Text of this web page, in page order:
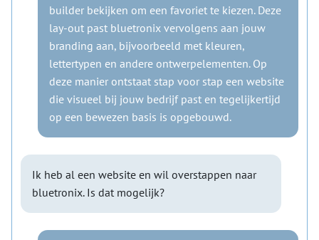
builder bekijken om een favoriet te kiezen. Deze
lay-out past bluetronix vervolgens aan jouw
branding aan, bijvoorbeeld met kleuren,
lettertypen en andere ontwerpelementen. Op
deze manier ontstaat stap voor stap een website
die visueel bij jouw bedrijf past en tegelijkertijd
op een bewezen basis is opgebouwd.
Ik heb al een website en wil overstappen naar
bluetronix. Is dat mogelijk?